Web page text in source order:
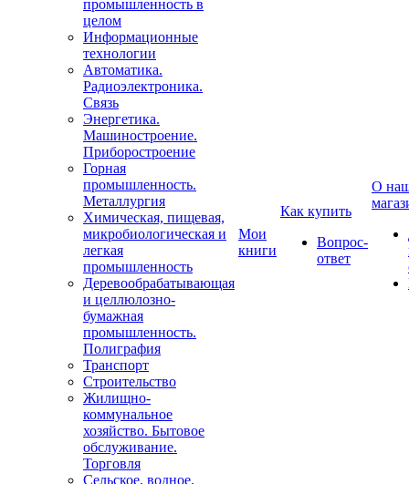
промышленность в
целом
Информационные
технологии
Автоматика.
Радиоэлектроника.
Связь
Энергетика.
Машиностроение.
Приборостроение
Горная
промышленность.
Металлургия
Химическая, пищевая,
микробиологическая и
легкая
промышленность
Деревообрабатывающая
и целлюлозно-
бумажная
промышленность.
Полиграфия
Транспорт
Строительство
Жилищно-
коммунальное
хозяйство. Бытовое
обслуживание.
Торговля
Сельское, водное,
Мои
книги
Как купить
Вопрос-
ответ
О